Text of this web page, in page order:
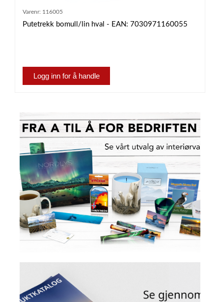
Varenr: 116005
Putetrekk bomull/lin hval - EAN: 7030971160055
Logg inn for å handle